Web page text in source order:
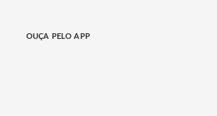
OUÇA PELO APP